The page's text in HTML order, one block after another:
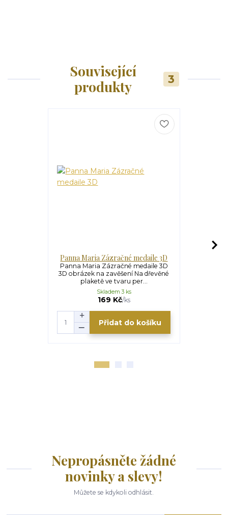
Související
produkty
3
Panna Maria Zázračné medaile 3D
Panna Maria Zázračné medaile 3D
3D obrázek na zavěšení Na dřevěné
plaketě ve tvaru per...
169 Kč/ks
Skladem 3 ks
Přidat do košíku
Nepropásněte žádné
novinky a slevy!
Můžete se kdykoli odhlásit.